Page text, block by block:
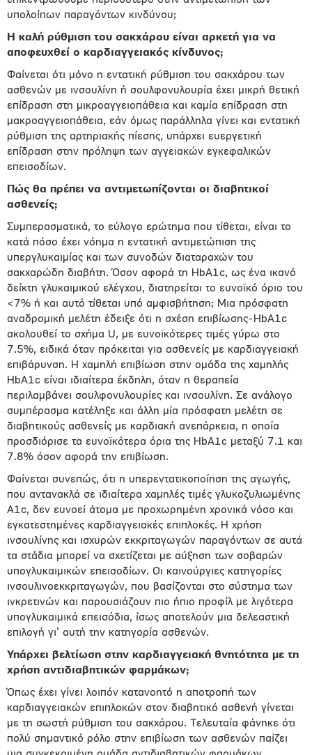
υπολοίπων παραγόντων κινδύνου;
Η καλή ρύθμιση του σακχάρου είναι αρκετή για να
αποφευχθεί ο καρδιαγγειακός κίνδυνος;
Φαίνεται ότι μόνο η εντατική ρύθμιση του σακχάρου των
ασθενών με ινσουλίνη ή σουλφονυλουρία έχει μικρή θετική
επίδραση στη μικροαγγειοπάθεια και καμία επίδραση στη
μακροαγγειοπάθεια, εάν όμως παράλληλα γίνει και εντατική
ρύθμιση της αρτηριακής πίεσης, υπάρχει ευεργετική
επίδραση στην πρόληψη των αγγειακών εγκεφαλικών
επεισοδίων.
Πώς θα πρέπει να αντιμετωπίζονται οι διαβητικοί
ασθενείς;
Συμπερασματικά, το εύλογο ερώτημα που τίθεται, είναι το
κατά πόσο έχει νόημα η εντατική αντιμετώπιση της
υπεργλυκαιμίας και των συνοδών διαταραχών του
σακχαρώδη διαβήτη. Όσον αφορά τη HbA1c, ως ένα ικανό
δείκτη γλυκαιμικού ελέγχου, διατηρείται το ευνοϊκό όριο του
<7% ή και αυτό τίθεται υπό αμφισβήτηση; Μια πρόσφατη
αναδρομική μελέτη έδειξε ότι η σχέση επιβίωσης-HbA1c
ακολουθεί το σχήμα U, με ευνοϊκότερες τιμές γύρω στο
7.5%, ειδικά όταν πρόκειται για ασθενείς με καρδιαγγειακή
επιβάρυνση. Η χαμηλή επιβίωση στην ομάδα της χαμηλής
HbA1c είναι ιδιαίτερα έκδηλη, όταν η θεραπεία
περιλαμβάνει σουλφονυλουρίες και ινσουλίνη. Σε ανάλογο
συμπέρασμα κατέληξε και άλλη μία πρόσφατη μελέτη σε
διαβητικούς ασθενείς με καρδιακή ανεπάρκεια, η οποία
προσδιόρισε τα ευνοϊκότερα όρια της HbA1c μεταξύ 7.1 και
7.8% όσον αφορά την επιβίωση.
Φαίνεται συνεπώς, ότι η υπερεντατικοποίηση της αγωγής,
που αντανακλά σε ιδιαίτερα χαμηλές τιμές γλυκοζυλιωμένης
Α1c, δεν ευνοεί άτομα με προχωρημένη χρονικά νόσο και
εγκατεστημένες καρδιαγγειακές επιπλοκές. Η χρήση
ινσουλίνης και ισχυρών εκκριταγωγών παραγόντων σε αυτά
τα στάδια μπορεί να σχετίζεται με αύξηση των σοβαρών
υπογλυκαιμικών επεισοδίων. Οι καινούργιες κατηγορίες
ινσουλινοεκκριταγωγών, που βασίζονται στο σύστημα των
ινκρετινών και παρουσιάζουν πιο ήπιο προφίλ με λιγότερα
υπογλυκαιμικά επεισόδια, ίσως αποτελούν μια δελεαστική
επιλογή γι’ αυτή την κατηγορία ασθενών.
Υπάρχει βελτίωση στην καρδιαγγειακή θνητότητα με τη
χρήση αντιδιαβητικών φαρμάκων;
Όπως έχει γίνει λοιπόν κατανοητό η αποτροπή των
καρδιαγγειακών επιπλοκών στον διαβητικό ασθενή γίνεται
με τη σωστή ρύθμιση του σακχάρου. Τελευταία φάνηκε ότι
πολύ σημαντικό ρόλο στην επιβίωση των ασθενών παίζει